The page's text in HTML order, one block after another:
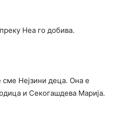
Неа го добива.
сме Нејзини деца. Она е
и Секогашдева Марија.